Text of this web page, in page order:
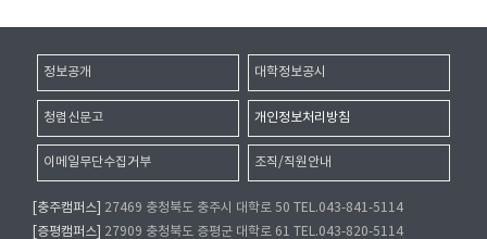
정보공개 대학정보공시
청렴신문고 개인정보처리방침
이메일무단수집거부 조직/직원안내
[충주캠퍼스]
27469 충청북도 충주시 대학로 50 TEL.043-841-5114
[증평캠퍼스]
27909 충청북도 증평군 대학로 61 TEL.043-820-5114